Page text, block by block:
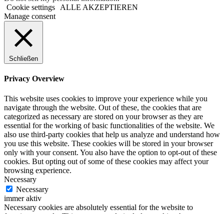
Cookie settings
ALLE AKZEPTIEREN
Manage consent
Schließen
Privacy Overview
This website uses cookies to improve your experience while you
navigate through the website. Out of these, the cookies that are
categorized as necessary are stored on your browser as they are
essential for the working of basic functionalities of the website. We
also use third-party cookies that help us analyze and understand how
you use this website. These cookies will be stored in your browser
only with your consent. You also have the option to opt-out of these
cookies. But opting out of some of these cookies may affect your
browsing experience.
Necessary
Necessary
immer aktiv
Necessary cookies are absolutely essential for the website to